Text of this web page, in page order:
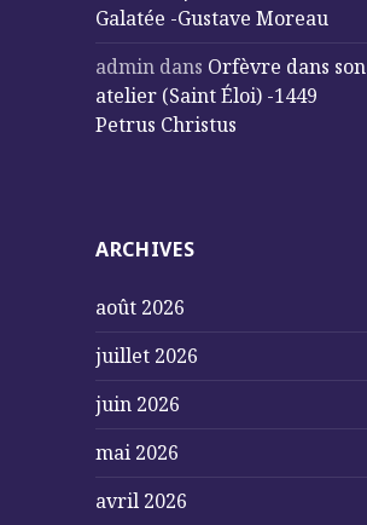
Galatée -Gustave Moreau
admin dans Orfèvre dans son
atelier (Saint Éloi) -1449
Petrus Christus
ARCHIVES
août 2026
juillet 2026
juin 2026
mai 2026
avril 2026